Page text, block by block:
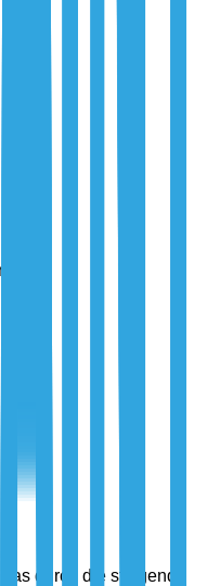
durch die steigende